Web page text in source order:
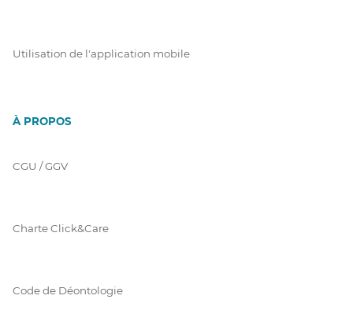
Utilisation de l'application mobile
À PROPOS
CGU / GGV
Charte Click&Care
Code de Déontologie